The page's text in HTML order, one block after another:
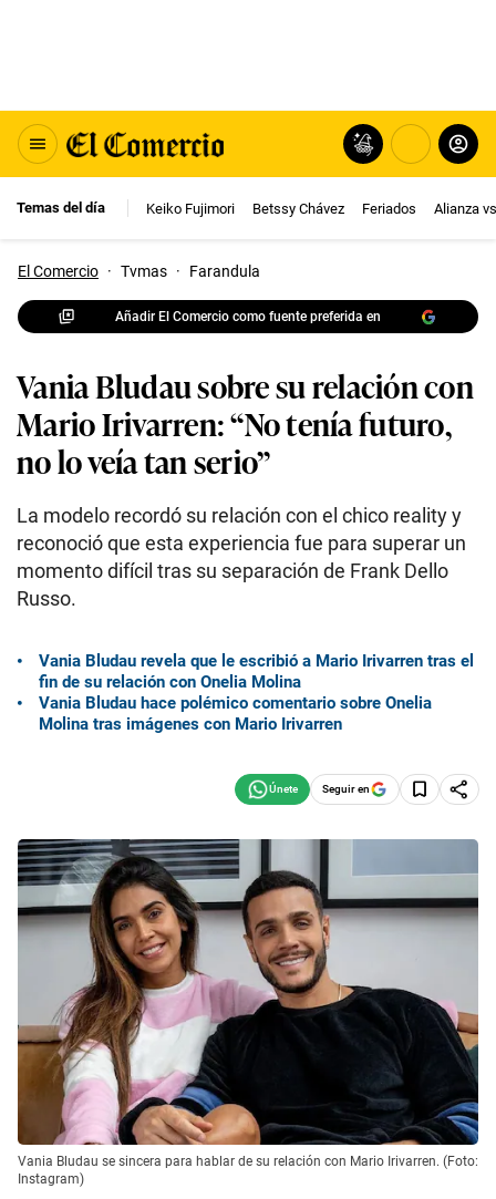
Temas del día Keiko Fujimori Betssy Chávez Feriados Alianza
El Comercio · Tvmas · Farandula
Añadir El Comercio como fuente preferida en
Vania Bludau sobre su relación con
Mario Irivarren: “No tenía futuro,
no lo veía tan serio”
La modelo recordó su relación con el chico reality y
reconoció que esta experiencia fue para superar un
momento difícil tras su separación de Frank Dello
Russo.
Vania Bludau revela que le escribió a Mario Irivarren tras el
fin de su relación con Onelia Molina
Vania Bludau hace polémico comentario sobre Onelia
Molina tras imágenes con Mario Irivarren
Seguir en
Vania Bludau se sincera para hablar de su relación con Mario Irivarren. (Foto:
Instagram)